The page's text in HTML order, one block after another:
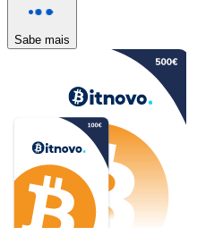
Sabe mais